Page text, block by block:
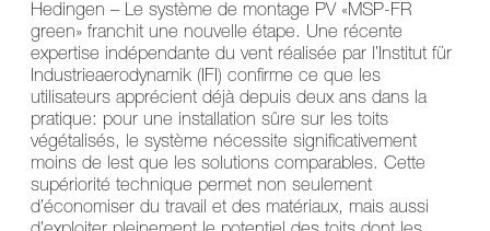
Hedingen – Le système de montage PV «MSP-FR
green» franchit une nouvelle étape. Une récente
expertise indépendante du vent réalisée par l’Institut für
Industrieaerodynamik (IFI) confirme ce que les
utilisateurs apprécient déjà depuis deux ans dans la
pratique: pour une installation sûre sur les toits
végétalisés, le système nécessite significativement
moins de lest que les solutions comparables. Cette
supériorité technique permet non seulement
d’économiser du travail et des matériaux, mais aussi